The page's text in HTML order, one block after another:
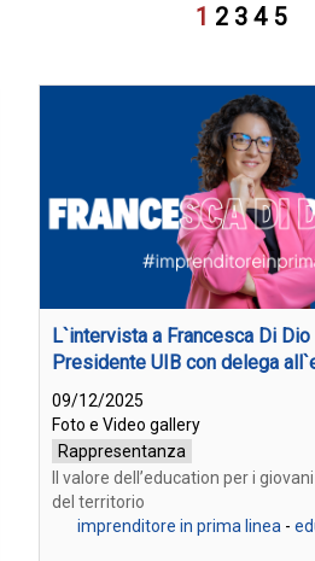
1 2 3 4 5
L`intervista a Francesca Di Dio
Presidente UIB con delega
09/12/2025
Foto e Video gallery
Rappresentanza
Il valore dell’education per i
del territorio
imprenditore in prima linea -